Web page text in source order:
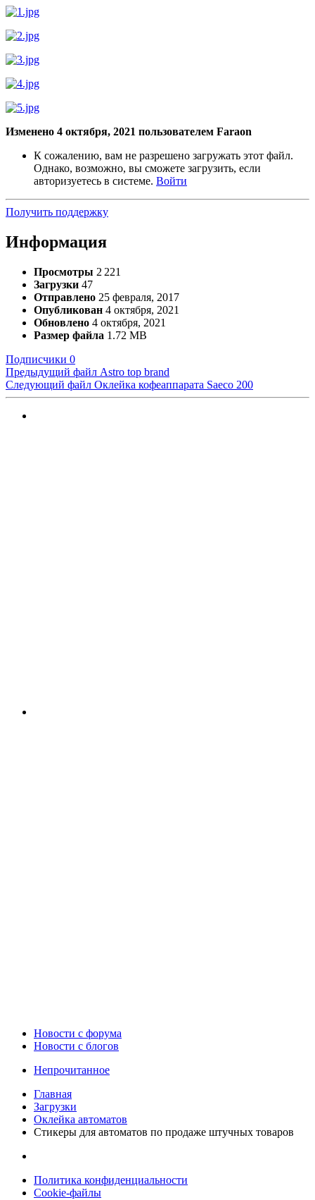
Изменено 4 октября, 2021 пользователем Faraon
К сожалению, вам не разрешено загружать этот файл.
Однако, возможно, вы сможете загрузить, если
авторизуетесь в системе. Войти
Получить поддержку
Информация
Просмотры 2 221
Загрузки 47
Отправлено 25 февраля, 2017
Опубликован 4 октября, 2021
Обновлено 4 октября, 2021
Размер файла 1.72 MB
Подписчики 0
Предыдущий файл Astro top brand
Следующий файл Оклейка кофеаппарата Saeco 200
Новости c форума
Новости с блогов
Непрочитанное
Главная
Загрузки
Оклейка автоматов
Стикеры для автоматов по продаже штучных товаров
Политика конфиденциальности
Cookie-файлы